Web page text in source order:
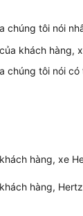
chúng tôi nói
khách hàng,
chúng tôi nói
hàng, xe
hàng,